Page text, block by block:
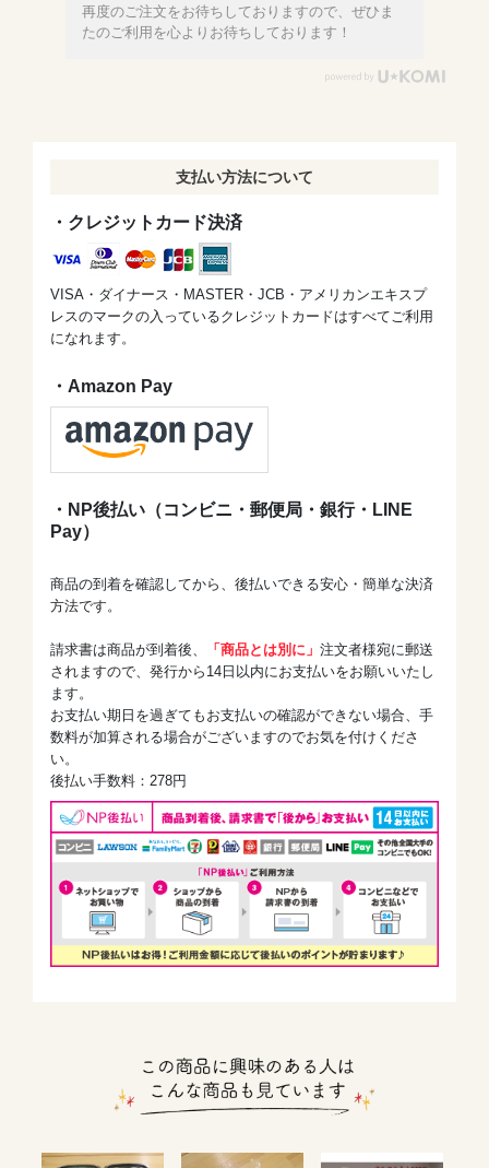
再度のご注文をお待ちしておりますので、ぜひま
たのご利用を心よりお待ちしております！
支払い方法について
・クレジットカード決済
VISA・ダイナース・MASTER・JCB・アメリカンエキスプ
レスのマークの入っているクレジットカードはすべてご利用
になれます。
・Amazon Pay
・NP後払い（コンビニ・郵便局・銀行・LINE
Pay）
商品の到着を確認してから、後払いできる安心・簡単な決済
方法です。
請求書は商品が到着後、 「商品とは別に」 注文者様宛に郵送
されますので、発行から14日以内にお支払いをお願いいたし
ます。
お支払い期日を過ぎてもお支払いの確認ができない場合、手
数料が加算される場合がございますのでお気を付けくださ
い。
後払い手数料：278円